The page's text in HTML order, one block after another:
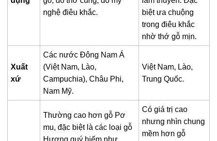
nghệ điêu khắc.
biệt ưa chuộng
trong điêu khắc
nhờ thớ gỗ mịn.
Xuất
xứ
Các nước Đông Nam Á
(Việt Nam, Lào,
Campuchia), Châu Phi,
Nam Mỹ.
Việt Nam, Lào,
Trung Quốc.
Thường cao hơn gỗ Pơ
mu, đặc biệt là các loại gỗ
Có giá trị cao
nhưng nhìn chung
mềm hơn gỗ